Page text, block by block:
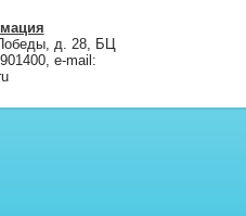
д. 28, БЦ
e-mail: